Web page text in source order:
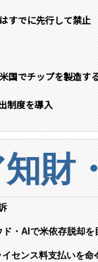
すでに先行して禁止
国でチップを製造す
制度を導入
財
・AIで米依存脱却を
センス料支払いを命